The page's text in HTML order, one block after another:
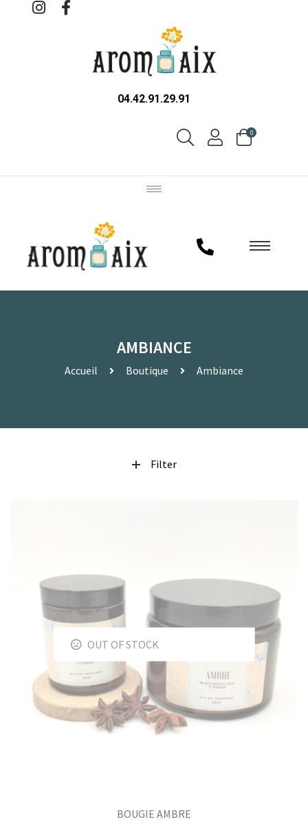
04.42.91.29.91
0
AMBIANCE
Accueil Boutique Ambiance
Filter
OUT OF STOCK
BOUGIE AMBRE